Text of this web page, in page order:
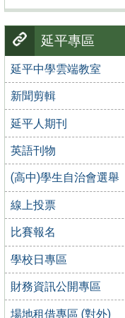
延平專區
延平中學雲端教室
新聞剪輯
延平人期刊
英語刊物
(高中)學生自治會選舉
線上投票
比賽報名
學校日專區
財務資訊公開專區
場地租借專區 (對外)